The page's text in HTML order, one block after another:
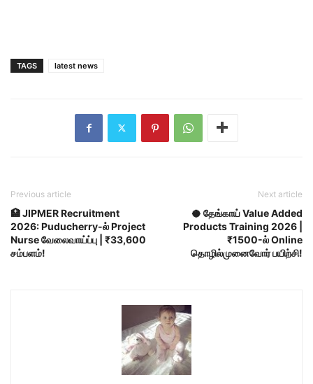
TAGS latest news
Previous article
🏥 JIPMER Recruitment
2026: Puducherry-ல் Project
Nurse வேலைவாய்ப்பு | ₹33,600
சம்பளம்!
Next article
🥥 தேங்காய் Value Added
Products Training 2026 |
₹1500-ல் Online
தொழில்முனைவோர் பயிற்சி!